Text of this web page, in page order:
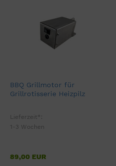
BBQ Grillmotor für
Grillrotisserie Heizpilz
Lieferzeit*:
1-3 Wochen
89,00 EUR